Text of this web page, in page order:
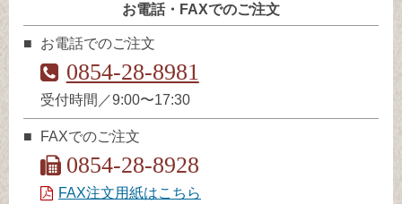
お電話・FAXでのご注文
お電話でのご注文
0854-28-8981
受付時間／9:00〜17:30
FAXでのご注文
0854-28-8928
FAX注文用紙はこちら